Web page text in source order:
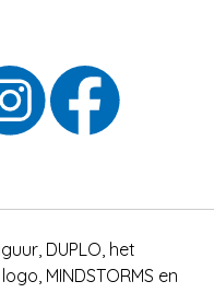
DUPLO, het
MINDSTORMS en